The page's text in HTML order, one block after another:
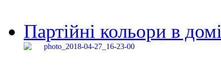
Партійні кольори в